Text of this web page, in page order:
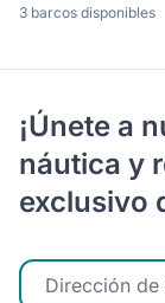
3 barcos disponibles
¡Únete a
náutica y
exclusivo
Ingrese su